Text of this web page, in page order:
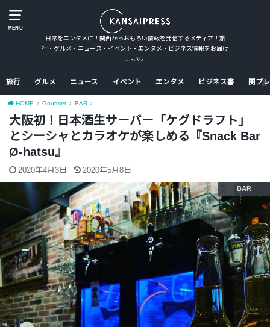
MENU
日常をエンタメに！関西からおもろい情報を発信するメディア！旅
行・グルメ・ニュース・イベント・エンタメ・ビジネス情報をお届け
します。
旅行 グルメ ニュース イベント エンタメ ビジネス書 関プ
HOME Gourmet BAR
大阪初！日本酒生サーバー「ケグドラフト」
とシーシャとカラオケが楽しめる『Snack Bar
Ø-hatsu』
2020年4月3日 2020年5月8日
BAR